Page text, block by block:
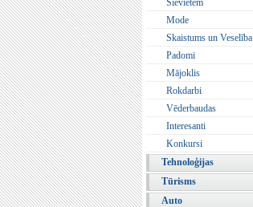
Sievietēm
Mode
Skaistums un Veselība
Padomi
Mājoklis
Rokdarbi
Vēderbaudas
Interesanti
Konkursi
Tehnoloģijas
Tūrisms
Auto